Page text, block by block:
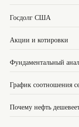
Госдолг США
Акции и котировки
Фундаментальный
График соотношения
Почему нефть